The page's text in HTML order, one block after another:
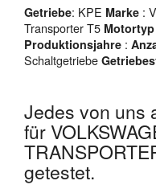
Getriebe: KPE Marke :
Transporter T5 Motortyp
Produktionsjahre :
Schaltgetriebe
Jedes von uns
für
getestet.